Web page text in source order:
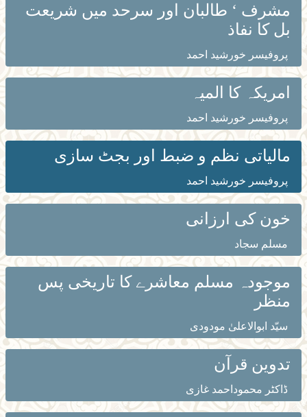
مشرف ‘ طالبان اور سرحد میں شریعت
بل کا نفاذ
پروفیسر خورشید احمد
امریکہ کا المیہ
پروفیسر خورشید احمد
مالیاتی نظم و ضبط اور بجٹ سازی
پروفیسر خورشید احمد
خون کی ارزانی
مسلم سجاد
موجودہ مسلم معاشرے کا تاریخی پس
منظر
سیّد ابوالاعلیٰ مودودی
تدوین قرآن
ڈاکٹر محموداحمد غازی